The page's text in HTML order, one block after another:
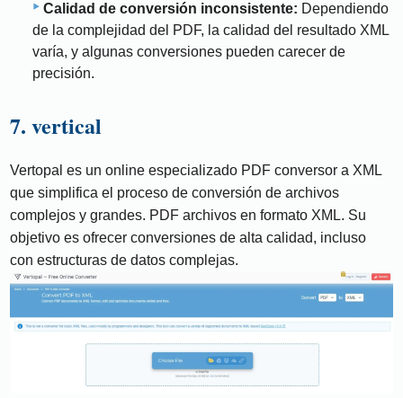
Calidad de conversión inconsistente: Dependiendo
de la complejidad del PDF, la calidad del resultado XML
varía, y algunas conversiones pueden carecer de
precisión.
7. vertical
Vertopal es un online especializado PDF conversor a XML
que simplifica el proceso de conversión de archivos
complejos y grandes. PDF archivos en formato XML. Su
objetivo es ofrecer conversiones de alta calidad, incluso
con estructuras de datos complejas.